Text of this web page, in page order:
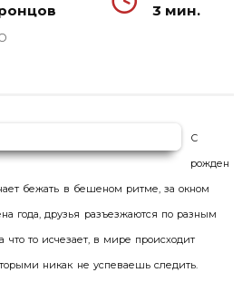
3 мин.
С
рожден
бежать в бешеном ритме, за окном
года, друзья разъезжаются по разным
что то исчезает, в мире происходит
никак не успеваешь следить.